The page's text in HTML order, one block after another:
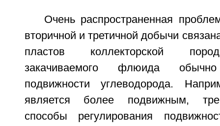
Очень распространенная
вторичной и третичной добычи
пластов коллекторской
закачиваемого флюида
подвижности углеводорода.
является более подвижным,
способы регулирования